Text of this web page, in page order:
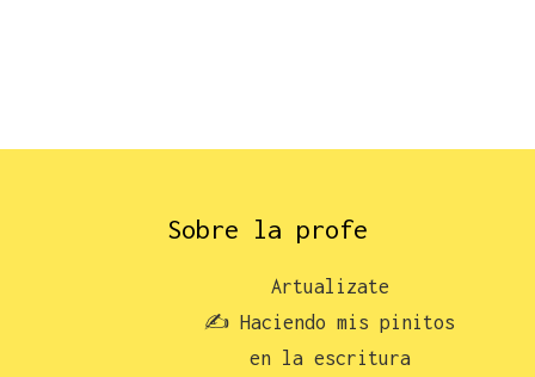
Sobre la profe
Artualizate
✍️ Haciendo mis pinitos
en la escritura